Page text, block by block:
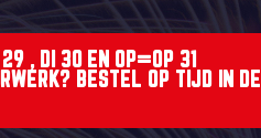
, DI 30 EN OP=OP 31
BESTEL OP TIJD IN DE